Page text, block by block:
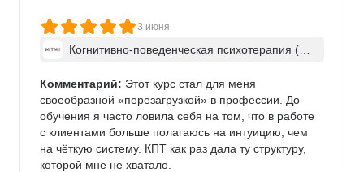
3 июня
Когнитивно-поведенческая психотерапия (КП
Комментарий: Этот курс стал для меня
своеобразной «перезагрузкой» в профессии. До
обучения я часто ловила себя на том, что в работе
с клиентами больше полагаюсь на интуицию, чем
на чёткую систему. КПТ как раз дала ту структуру,
которой мне не хватало.